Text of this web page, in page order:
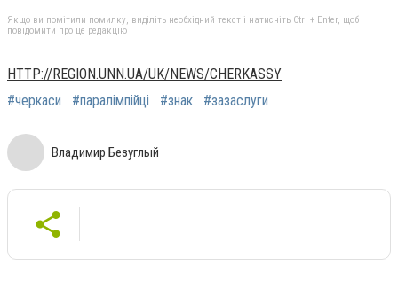
Якщо ви помітили помилку, виділіть необхідний текст і натисніть Ctrl + Enter, щоб
повідомити про це редакцію
HTTP://REGION.UNN.UA/UK/NEWS/CHERKASSY
#черкаси
#паралімпійці #знак #зазаслуги
Владимир Безуглый